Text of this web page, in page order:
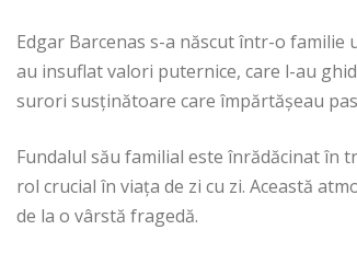
Edgar Barcenas s-a născut într-o
au insuflat valori puternice, care l-au
surori susținătoare care împărtășeau
Fundalul său familial este înrădăcinat în
rol crucial în viața de zi cu zi. Această
de la o vârstă fragedă.